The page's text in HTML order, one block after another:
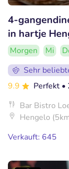
4-
in hartje
Morgen Mi
Sehr
9.9
Perfekt •
Bar Bistro
Hengelo
Verkauft: 645